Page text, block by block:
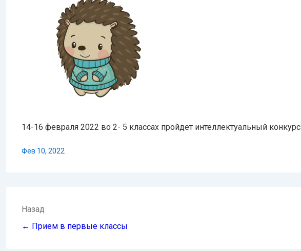
14-16 февраля 2022 во 2- 5 классах пройдет интеллектуальный конкурс
Фев 10, 2022
Навигация
по
Назад
← Прием в первые классы